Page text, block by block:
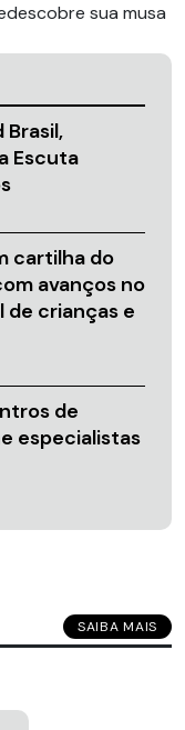
sua musa
Brasil,
Escuta
cartilha do
avanços no
de crianças e
de
especialistas
SAIBA MAIS